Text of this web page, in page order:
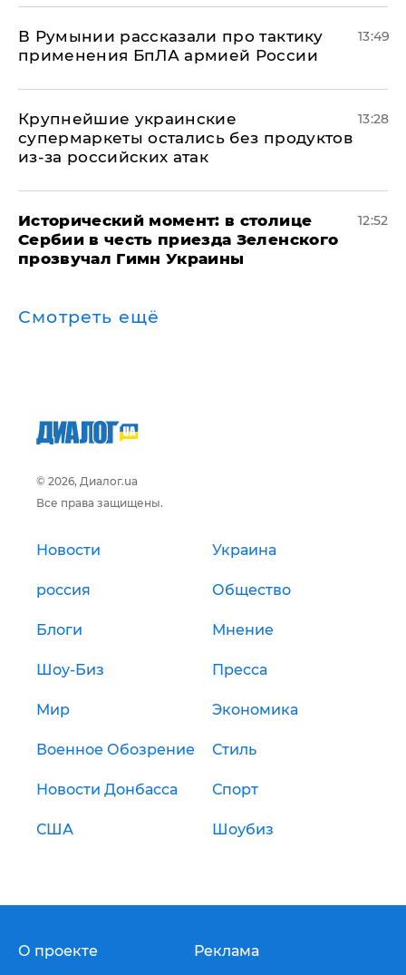
В Румынии рассказали про тактику
применения БпЛА армией России
13:49
Крупнейшие украинские
супермаркеты остались без продуктов
из-за российских атак
13:28
Исторический момент: в столице
Сербии в честь приезда Зеленского
прозвучал Гимн Украины
12:52
Смотреть ещё
© 2026, Диалог.ua
Все права защищены.
Новости Украина
россия Общество
Блоги Мнение
Шоу-Биз Пресса
Мир Экономика
Военное Обозрение Стиль
Новости Донбасса Спорт
США Шоубиз
О проекте Реклама